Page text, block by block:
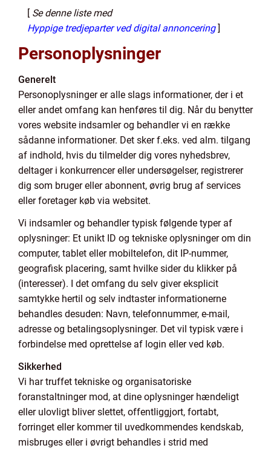
[ Se denne liste med
Hyppige tredjeparter ved digital annoncering]
Personoplysninger
Generelt
Personoplysninger er alle slags informationer, der i et
eller andet omfang kan henføres til dig. Når du benytter
vores website indsamler og behandler vi en række
sådanne informationer. Det sker f.eks. ved alm. tilgang
af indhold, hvis du tilmelder dig vores nyhedsbrev,
deltager i konkurrencer eller undersøgelser, registrerer
dig som bruger eller abonnent, øvrig brug af services
eller foretager køb via websitet.
Vi indsamler og behandler typisk følgende typer af
oplysninger: Et unikt ID og tekniske oplysninger om din
computer, tablet eller mobiltelefon, dit IP-nummer,
geografisk placering, samt hvilke sider du klikker på
(interesser). I det omfang du selv giver eksplicit
samtykke hertil og selv indtaster informationerne
behandles desuden: Navn, telefonnummer, e-mail,
adresse og betalingsoplysninger. Det vil typisk være i
forbindelse med oprettelse af login eller ved køb.
Sikkerhed
Vi har truffet tekniske og organisatoriske
foranstaltninger mod, at dine oplysninger hændeligt
eller ulovligt bliver slettet, offentliggjort, fortabt,
forringet eller kommer til uvedkommendes kendskab,
misbruges eller i øvrigt behandles i strid med